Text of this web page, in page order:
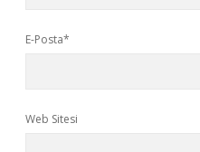
E-Posta*
Web Sitesi